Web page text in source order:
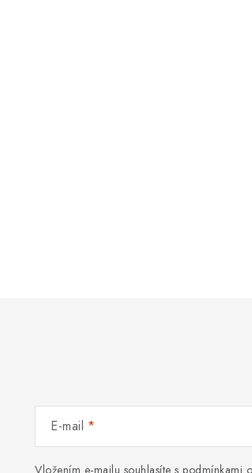
E-mail
Vložením e-mailu souhlasíte s podmínkami